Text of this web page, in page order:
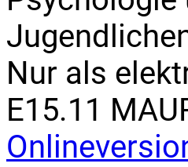
Nur als
E15.11